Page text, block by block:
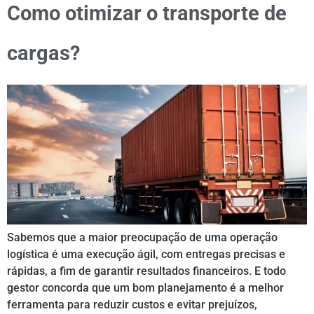
Como otimizar o transporte de
cargas?
Sabemos que a maior preocupação de uma operação
logística é uma execução ágil, com entregas precisas e
rápidas, a fim de garantir resultados financeiros. E todo
gestor concorda que um bom planejamento é a melhor
ferramenta para reduzir custos e evitar prejuízos,